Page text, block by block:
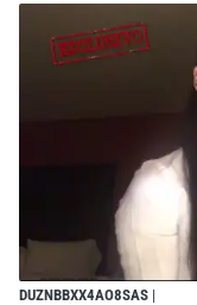
DUZNBBXX4AO8SAS |